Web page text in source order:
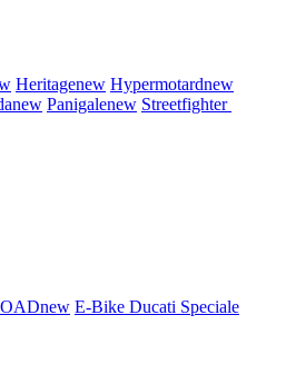
Heritagenew Hypermotardnew
new Panigalenew Streetfighter
new E-Bike Ducati Speciale